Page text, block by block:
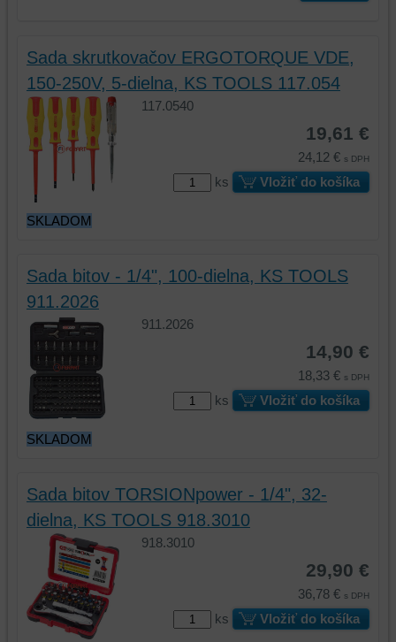
Sada skrutkovačov ERGOTORQUE VDE,
150-250V, 5-dielna, KS TOOLS 117.054
117.0540
19,61 €
24,12 € s DPH
ks Vložiť do košíka
SKLADOM
Sada bitov - 1/4", 100-dielna, KS TOOLS
911.2026
911.2026
14,90 €
18,33 € s DPH
ks Vložiť do košíka
SKLADOM
Sada bitov TORSIONpower - 1/4", 32-
dielna, KS TOOLS 918.3010
918.3010
29,90 €
36,78 € s DPH
ks Vložiť do košíka